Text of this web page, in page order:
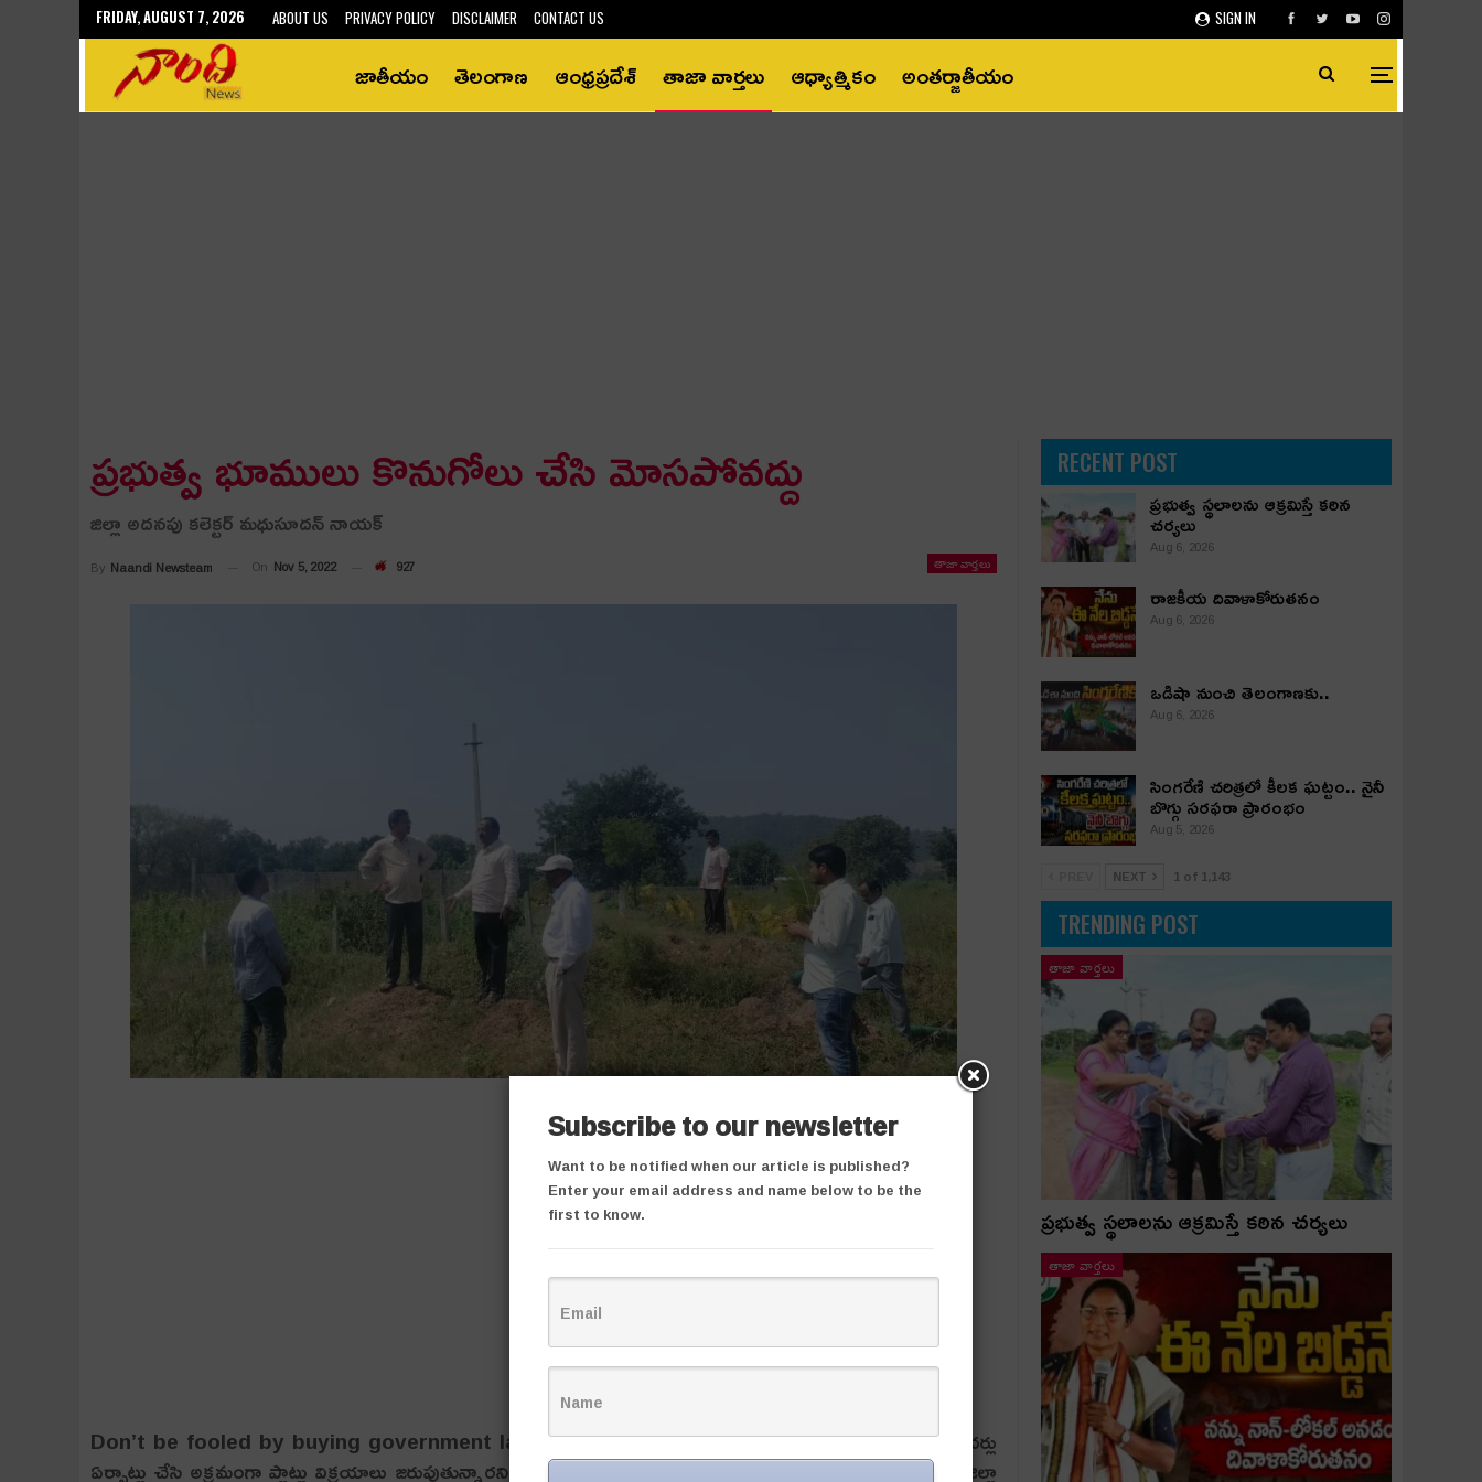
SIGN IN
FRIDAY, AUGUST 7, 2026 ABOUT US PRIVACY POLICY DISCLAIMER CONTACT US
జాతీయం తెలంగాణ ఆంధ్రప్రదేశ్‌ తాజా వార్తలు ఆధ్యాత్మికం అంతర్జాతీయం
ప్రభుత్వ భూములు కొనుగోలు చేసి మోసపోవద్దు
జిల్లా అదనపు కలెక్టర్ మధుసూదన్ నాయక్
తాజా వార్తలు
By Naandi Newsteam On Nov 5, 2022 927
Don’t be fooled by buying government lands: మంచిర్యాల జిల్లాలోని ప్రభుత్వ భూములలో కొందరు వెంచర్లు
ఏర్పాట్లు చేసి అక్రమంగా ప్లాట్లు విక్రయాలు జరుపుతున్నారని జిల్లా అదనపు కలెక్టర్ మధుసూదన్ నాయక్ అన్నారు. శనివారం జిల్లా
RECENT POST
ప్రభుత్వ స్థలాలను ఆక్రమిస్తే కఠిన
చర్యలు
Aug 6, 2026
రాజకీయ దివాళాకోరుతనం
Aug 6, 2026
ఒడిషా నుంచి తెలంగాణ‌కు..
Aug 6, 2026
సింగరేణి చరిత్రలో కీలక ఘట్టం.. నైనీ
బొగ్గు సరఫరా ప్రారంభం
Aug 5, 2026
NEXT 1 of 1,143
TRENDING POST
తాజా వార్తలు
ప్రభుత్వ స్థలాలను ఆక్రమిస్తే కఠిన చర్యలు
తాజా వార్తలు
Subscribe to our newsletter
Want to be notified when our article is published?
Enter your email address and name below to be the
first to know.